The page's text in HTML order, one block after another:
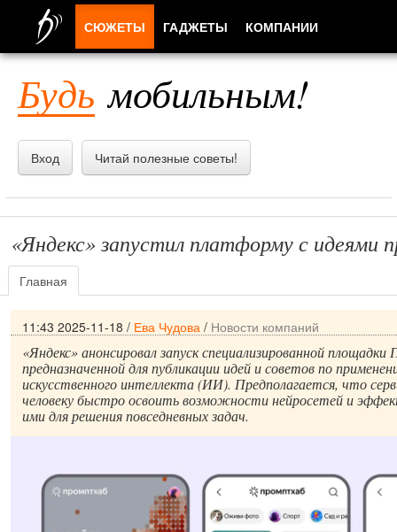
Будь мобильным!
Вход Читай полезные советы!
«Яндекс» запустил платформу с идеями
Главная
11:43 2025-11-18 / Ева Чудова / Новости компаний
«Яндекс» анонсировал запуск специализированной
предназначенной для публикации идей и советов по
искусственного интеллекта (ИИ). Предполагается, что
человеку быстро освоить возможности нейросетей и
ими для решения повседневных задач.
СЮЖЕТЫ ГАДЖЕТЫ КОМПАНИИ
ПРИЛОЖЕНИЯ